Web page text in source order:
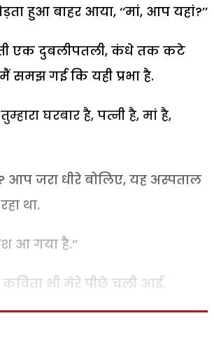
हुआ बाहर आया, ‘‘मां, आप यहां?’’
एक दुबलीपतली, कंधे तक कटे
समझ गई कि यही प्रभा है.
घरबार है, पत्नी है, मां है,
आप जरा धीरे बोलिए, यह अस्पताल
था.
आ गया है.’’
भी मेरे पीछे चली आई.